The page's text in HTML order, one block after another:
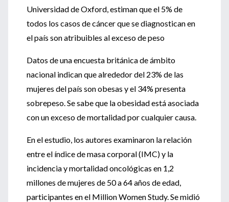
Universidad de Oxford, estiman que el 5% de
todos los casos de cáncer que se diagnostican en
el país son atribuibles al exceso de peso
Datos de una encuesta británica de ámbito
nacional indican que alrededor del 23% de las
mujeres del país son obesas y el 34% presenta
sobrepeso. Se sabe que la obesidad está asociada
con un exceso de mortalidad por cualquier causa.
En el estudio, los autores examinaron la relación
entre el índice de masa corporal (IMC) y la
incidencia y mortalidad oncológicas en 1,2
millones de mujeres de 50 a 64 años de edad,
participantes en el Million Women Study. Se midió